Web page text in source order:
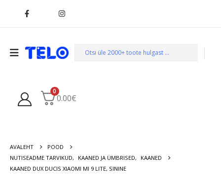
0
0.00€
AVALEHT
POOD
NUTISEADME TARVIKUD, KAANED JA ÜMBRISED,
KAANED
KAANED DUX DUCIS XIAOMI MI 9 LITE, SININE